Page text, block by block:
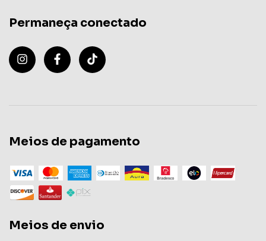
Permaneça conectado
Meios de pagamento
Meios de envio